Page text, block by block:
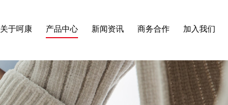
关于呵康 产品中心 新闻资讯 商务合作 加入我们